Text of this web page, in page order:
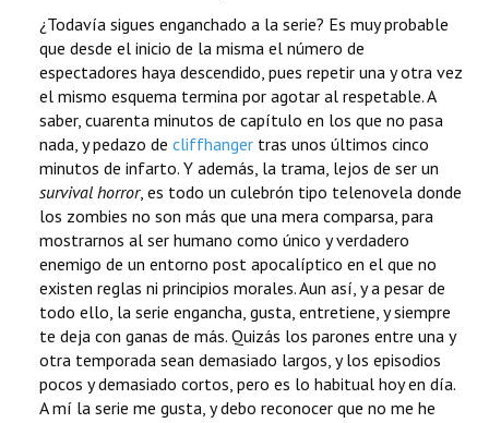
¿Todavía sigues enganchado a la serie? Es muy probable
que desde el inicio de la misma el número de
espectadores haya descendido, pues repetir una y otra vez
el mismo esquema termina por agotar al respetable. A
saber, cuarenta minutos de capítulo en los que no pasa
nada, y pedazo de cliffhanger tras unos últimos cinco
minutos de infarto. Y además, la trama, lejos de ser un
survival horror, es todo un culebrón tipo telenovela donde
los zombies no son más que una mera comparsa, para
mostrarnos al ser humano como único y verdadero
enemigo de un entorno post apocalíptico en el que no
existen reglas ni principios morales. Aun así, y a pesar de
todo ello, la serie engancha, gusta, entretiene, y siempre
te deja con ganas de más. Quizás los parones entre una y
otra temporada sean demasiado largos, y los episodios
pocos y demasiado cortos, pero es lo habitual hoy en día.
A mí la serie me gusta, y debo reconocer que no me he